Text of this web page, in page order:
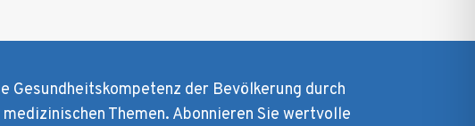
der Bevölkerung durch
Themen. Abonnieren Sie wertvolle